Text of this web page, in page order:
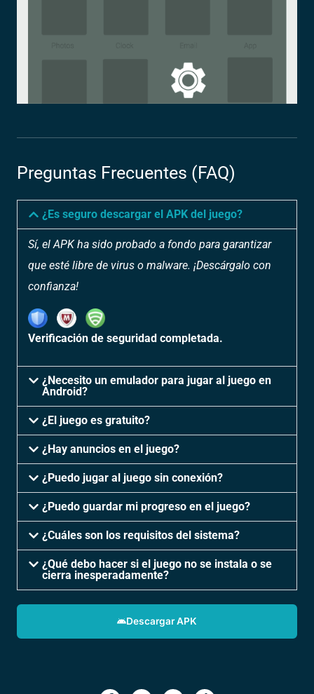
Preguntas Frecuentes (FAQ)
¿Es seguro descargar el APK del juego?
Sí, el APK ha sido probado a fondo para garantizar
que esté libre de virus o malware. ¡Descárgalo con
confianza!
Verificación de seguridad completada.
¿Necesito un emulador para jugar al juego en
Android?
¿El juego es gratuito?
¿Hay anuncios en el juego?
¿Puedo jugar al juego sin conexión?
¿Puedo guardar mi progreso en el juego?
¿Cuáles son los requisitos del sistema?
¿Qué debo hacer si el juego no se instala o se
cierra inesperadamente?
Descargar APK